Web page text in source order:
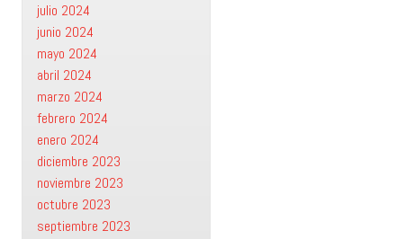
julio 2024
junio 2024
mayo 2024
abril 2024
marzo 2024
febrero 2024
enero 2024
diciembre 2023
noviembre 2023
octubre 2023
septiembre 2023